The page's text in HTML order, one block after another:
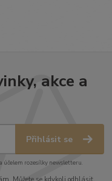
akce a
Přihlásit se
účelem rozesílky newsletteru.